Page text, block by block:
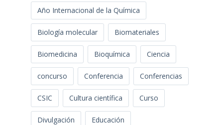
Año Internacional de la Química
Biología molecular Biomateriales
Biomedicina Bioquímica Ciencia
concurso Conferencia Conferencias
CSIC Cultura científica Curso
Divulgación Educación